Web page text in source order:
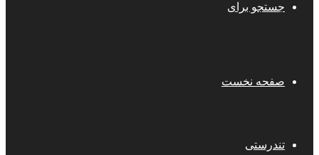
جستجو برای
صفحه نخست
تندرستی